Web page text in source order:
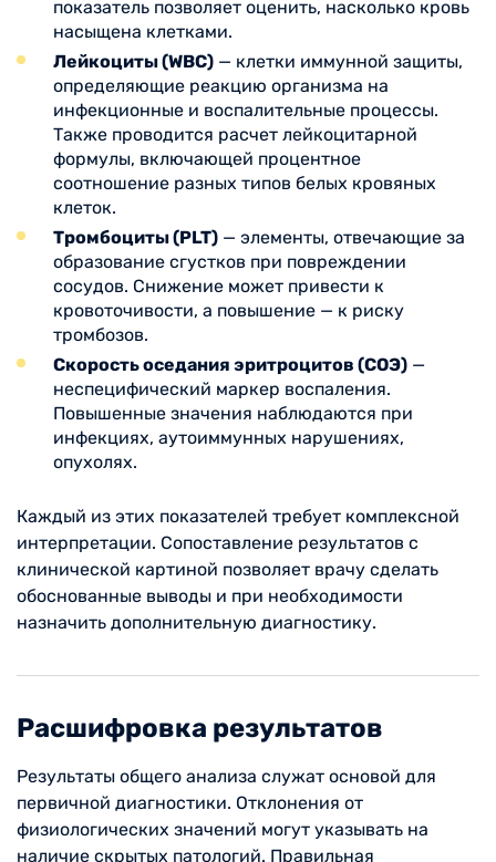
показатель позволяет оценить, насколько кровь
насыщена клетками.
Лейкоциты (WBC) — клетки иммунной защиты,
определяющие реакцию организма на
инфекционные и воспалительные процессы.
Также проводится расчет лейкоцитарной
формулы, включающей процентное
соотношение разных типов белых кровяных
клеток.
Тромбоциты (PLT) — элементы, отвечающие за
образование сгустков при повреждении
сосудов. Снижение может привести к
кровоточивости, а повышение — к риску
тромбозов.
Скорость оседания эритроцитов (СОЭ) —
неспецифический маркер воспаления.
Повышенные значения наблюдаются при
инфекциях, аутоиммунных нарушениях,
опухолях.
Каждый из этих показателей требует комплексной
интерпретации. Сопоставление результатов с
клинической картиной позволяет врачу сделать
обоснованные выводы и при необходимости
назначить дополнительную диагностику.
Расшифровка результатов
Результаты общего анализа служат основой для
первичной диагностики. Отклонения от
физиологических значений могут указывать на
наличие скрытых патологий. Правильная